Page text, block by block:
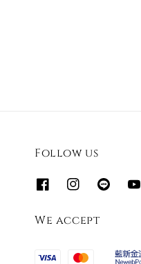
Follow us
We accept